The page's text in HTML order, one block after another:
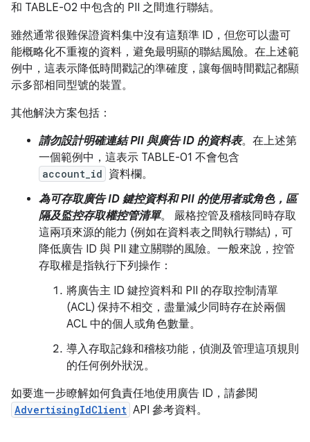
和 TABLE-02 中包含的 PII 之間進行聯結。
雖然通常很難保證資料集中沒有這類準 ID，但您可以盡可
能概略化不重複的資料，避免最明顯的聯結風險。在上述範
例中，這表示降低時間戳記的準確度，讓每個時間戳記都顯
示多部相同型號的裝置。
其他解決方案包括：
請勿設計明確連結 PII 與廣告 ID 的資料表。在上述第
一個範例中，這表示 TABLE-01 不會包含
account_id 資料欄。
為可存取廣告 ID 鍵控資料和 PII 的使用者或角色，區
隔及監控存取權控管清單。 嚴格控管及稽核同時存取
這兩項來源的能力 (例如在資料表之間執行聯結)，可
降低廣告 ID 與 PII 建立關聯的風險。一般來說，控管
存取權是指執行下列操作：
將廣告主 ID 鍵控資料和 PII 的存取控制清單
(ACL) 保持不相交，盡量減少同時存在於兩個
ACL 中的個人或角色數量。
導入存取記錄和稽核功能，偵測及管理這項規則
的任何例外狀況。
如要進一步瞭解如何負責任地使用廣告 ID，請參閱
AdvertisingIdClient API 參考資料。